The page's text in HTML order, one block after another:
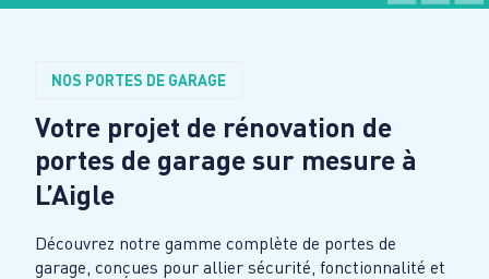
NOS PORTES DE GARAGE
Votre projet de rénovation de
portes de garage sur mesure à
L’Aigle
Découvrez notre gamme complète de portes de
garage, conçues pour allier sécurité, fonctionnalité et